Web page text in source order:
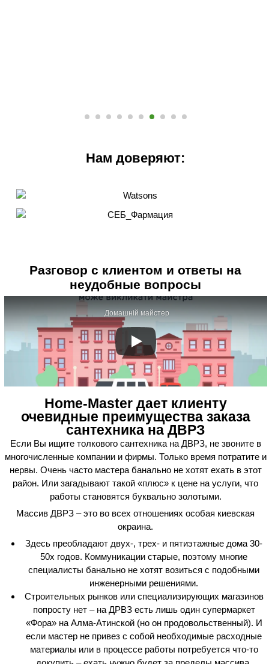
Нам доверяют:
Разговор с клиентом и ответы на
неудобные вопросы
Домашній майстер
Home-Master дает клиенту
очевидные преимущества заказа
сантехника на ДВРЗ
Если Вы ищите толкового сантехника на ДВРЗ, не звоните в
многочисленные компании и фирмы. Только время потратите и
нервы. Очень часто мастера банально не хотят ехать в этот
район. Или загадывают такой «плюс» к цене на услуги, что
работы становятся буквально золотыми.
Массив ДВРЗ – это во всех отношениях особая киевская
окраина.
Здесь преобладают двух-, трех- и пятиэтажные дома 30-
50х годов. Коммуникации старые, поэтому многие
специалисты банально не хотят возиться с подобными
инженерными решениями.
Строительных рынков или специализирующих магазинов
попросту нет – на ДРВЗ есть лишь один супермаркет
«Фора» на Алма-Атинской (но он продовольственный). И
если мастер не привез с собой необходимые расходные
материалы или в процессе работы потребуется что-то